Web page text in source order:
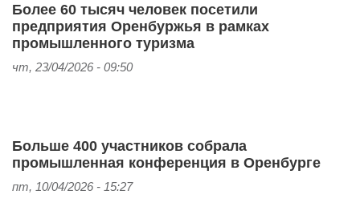
Более 60 тысяч человек посетили
предприятия Оренбуржья в рамках
промышленного туризма
чт, 23/04/2026 - 09:50
Больше 400 участников собрала
промышленная конференция в Оренбурге
пт, 10/04/2026 - 15:27